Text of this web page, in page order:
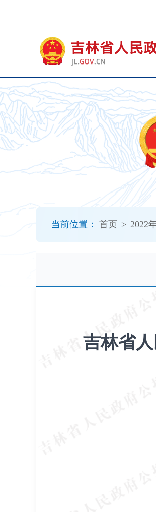
当前位置： 首页 > 2022
吉林省
障
碍
说
明
页
面,
按
加